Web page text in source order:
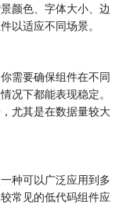
颜色、字体大小、边
以适应不同场景。
需要确保组件在不同
况下都能表现稳定。
尤其是在数据量较大
种可以广泛应用到多
常见的低代码组件应